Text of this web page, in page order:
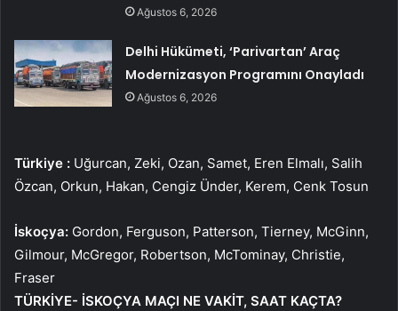
Ağustos 6, 2026
Delhi Hükümeti, ‘Parivartan’ Araç
Modernizasyon Programını Onayladı
Ağustos 6, 2026
Türkiye : Uğurcan, Zeki, Ozan, Samet, Eren Elmalı, Salih
Özcan, Orkun, Hakan, Cengiz Ünder, Kerem, Cenk Tosun
İskoçya: Gordon, Ferguson, Patterson, Tierney, McGinn,
Gilmour, McGregor, Robertson, McTominay, Christie,
Fraser
TÜRKİYE- İSKOÇYA MAÇI NE VAKİT, SAAT KAÇTA?